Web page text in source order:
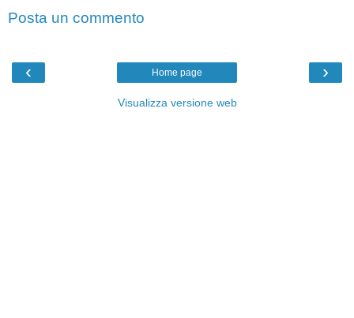
Posta un commento
‹ ›
Home page
Visualizza versione web